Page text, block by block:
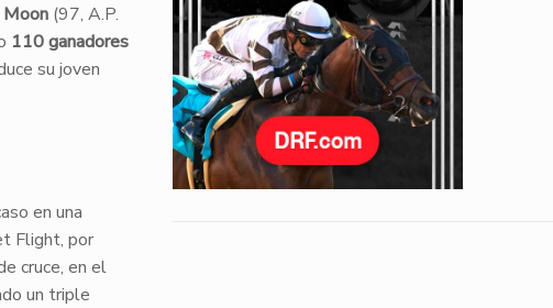
(97, A.P.
110 ganadores
su joven
en una
Flight, por
cruce, en el
un triple